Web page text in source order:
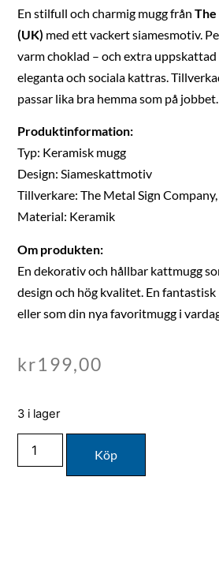
En stilfull och charmig mugg från The
(UK) med ett vackert siamesmotiv.
varm choklad – och extra uppskattad
eleganta och sociala kattras.
passar lika bra hemma som på jobbet.
Produktinformation:
Typ: Keramisk mugg
Design: Siameskattmotiv
Tillverkare: The Metal Sign
Material: Keramik
Om produkten:
En dekorativ och hållbar kattmugg
design och hög kvalitet. En
eller som din nya favoritmugg i
kr199,00
3 i lager
Köp